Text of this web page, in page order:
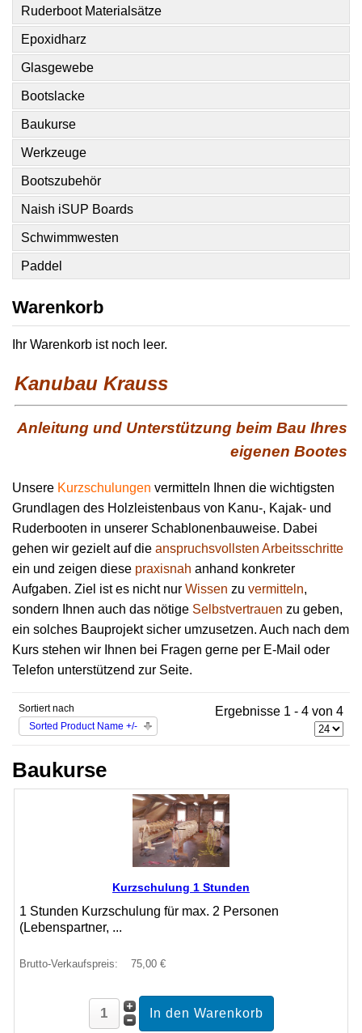
Ruderboot Materialsätze
Epoxidharz
Glasgewebe
Bootslacke
Baukurse
Werkzeuge
Bootszubehör
Naish iSUP Boards
Schwimmwesten
Paddel
Warenkorb
Ihr Warenkorb ist noch leer.
Kanubau Krauss
Anleitung und Unterstützung beim Bau Ihres
eigenen Bootes
Unsere Kurzschulungen vermitteln Ihnen die wichtigsten
Grundlagen des Holzleistenbaus von Kanu-, Kajak- und
Ruderbooten in unserer Schablonenbauweise. Dabei
gehen wir gezielt auf die anspruchsvollsten Arbeitsschritte
ein und zeigen diese praxisnah anhand konkreter
Aufgaben. Ziel ist es nicht nur Wissen zu vermitteln,
sondern Ihnen auch das nötige Selbstvertrauen zu geben,
ein solches Bauprojekt sicher umzusetzen. Auch nach dem
Kurs stehen wir Ihnen bei Fragen gerne per E-Mail oder
Telefon unterstützend zur Seite.
Sortiert nach
Sorted Product Name +/-
Ergebnisse 1 - 4 von 4
Baukurse
Kurzschulung 1 Stunden
1 Stunden Kurzschulung für max. 2 Personen
(Lebenspartner, ...
Brutto-Verkaufspreis: 75,00 €